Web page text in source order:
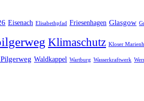
Eisenach Elisabethpfad Friesenhagen Glasgow
Klimaschutz Kloser
Waldkappel Wartburg Wasserkraftwerk